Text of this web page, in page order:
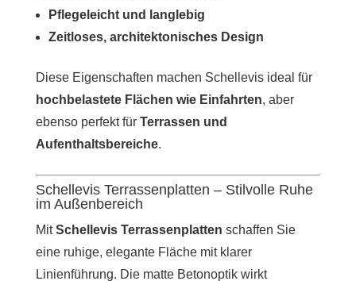
Pflegeleicht und langlebig
Zeitloses, architektonisches Design
Diese Eigenschaften machen Schellevis ideal für
hochbelastete Flächen wie Einfahrten, aber
ebenso perfekt für Terrassen und
Aufenthaltsbereiche.
Schellevis Terrassenplatten – Stilvolle Ruhe
im Außenbereich
MitSchellevis Terrassenplatten schaffen Sie
eine ruhige, elegante Fläche mit klarer
Linienführung. Die matte Betonoptik wirkt